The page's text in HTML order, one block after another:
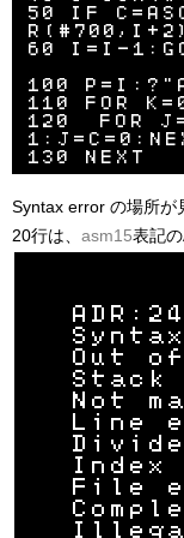
50 IF
60 I=I-
100
110 FOR
120  FOR
Syntax error の場所が
20行は、 asm15表記